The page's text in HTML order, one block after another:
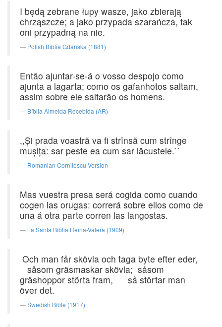
I będą zebrane łupy wasze, jako zbierają
chrząszcze; a jako przypada szarańcza, tak
oni przypadną na nie.
Polish Biblia Gdanska (1881)
Então ajuntar-se-á o vosso despojo como
ajunta a lagarta; como os gafanhotos saltam,
assim sobre ele saltarão os homens.
Bíblia Almeida Recebida (AR)
,,Şi prada voastră va fi strînsă cum strînge
muşiţa: sar peste ea cum sar lăcustele.``
Romanian Cornilescu Version
Mas vuestra presa será cogida como cuando
cogen las orugas: correrá sobre ellos como de
una á otra parte corren las langostas.
La Santa Biblia Reina-Valera (1909)
Och man får skövla och taga byte efter eder,
såsom gräsmaskar skövla; såsom
gräshoppor störta fram, så störtar man
över det.
Swedish Bible (1917)